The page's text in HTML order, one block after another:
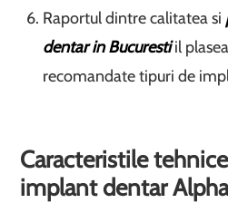
Raportul dintre calitatea si
dentar in Bucurestiil
recomandate tipuri de
Caracteristile
implant dentar